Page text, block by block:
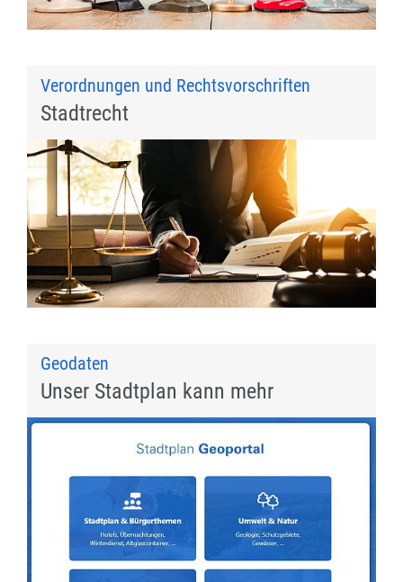
Verordnungen und Rechtsvorschriften
Stadtrecht
Geodaten
Unser Stadtplan kann mehr